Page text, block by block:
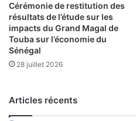
Cérémonie de restitution des
résultats de l’étude sur les
impacts du Grand Magal de
Touba sur l’économie du
Sénégal
28 juillet 2026
Articles récents